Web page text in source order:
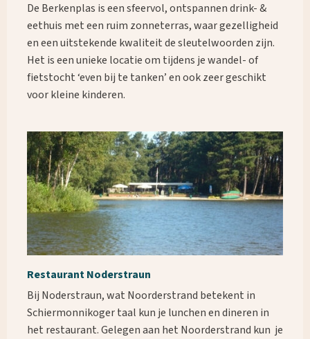
De Berkenplas is een sfeervol, ontspannen drink- &
eethuis met een ruim zonneterras, waar gezelligheid
en een uitstekende kwaliteit de sleutelwoorden zijn.
Het is een unieke locatie om tijdens je wandel- of
fietstocht ‘even bij te tanken’ en ook zeer geschikt
voor kleine kinderen.
Restaurant Noderstraun
Bij Noderstraun, wat Noorderstrand betekent in
Schiermonnikoger taal kun je lunchen en dineren in
het restaurant. Gelegen aan het Noorderstrand kun je